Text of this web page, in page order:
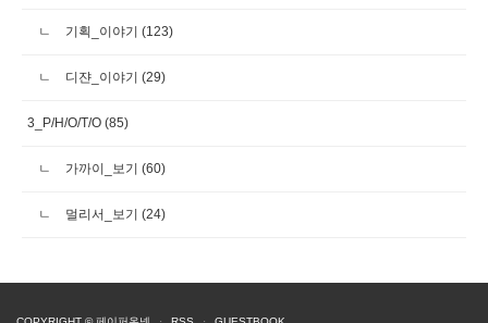
기획_이야기 (123)
디쟌_이야기 (29)
3_P/H/O/T/O (85)
가까이_보기 (60)
멀리서_보기 (24)